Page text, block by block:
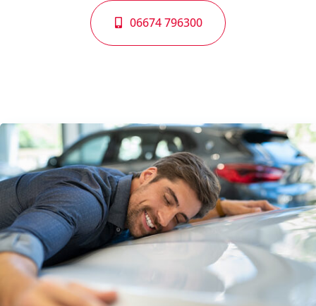
06674 796300